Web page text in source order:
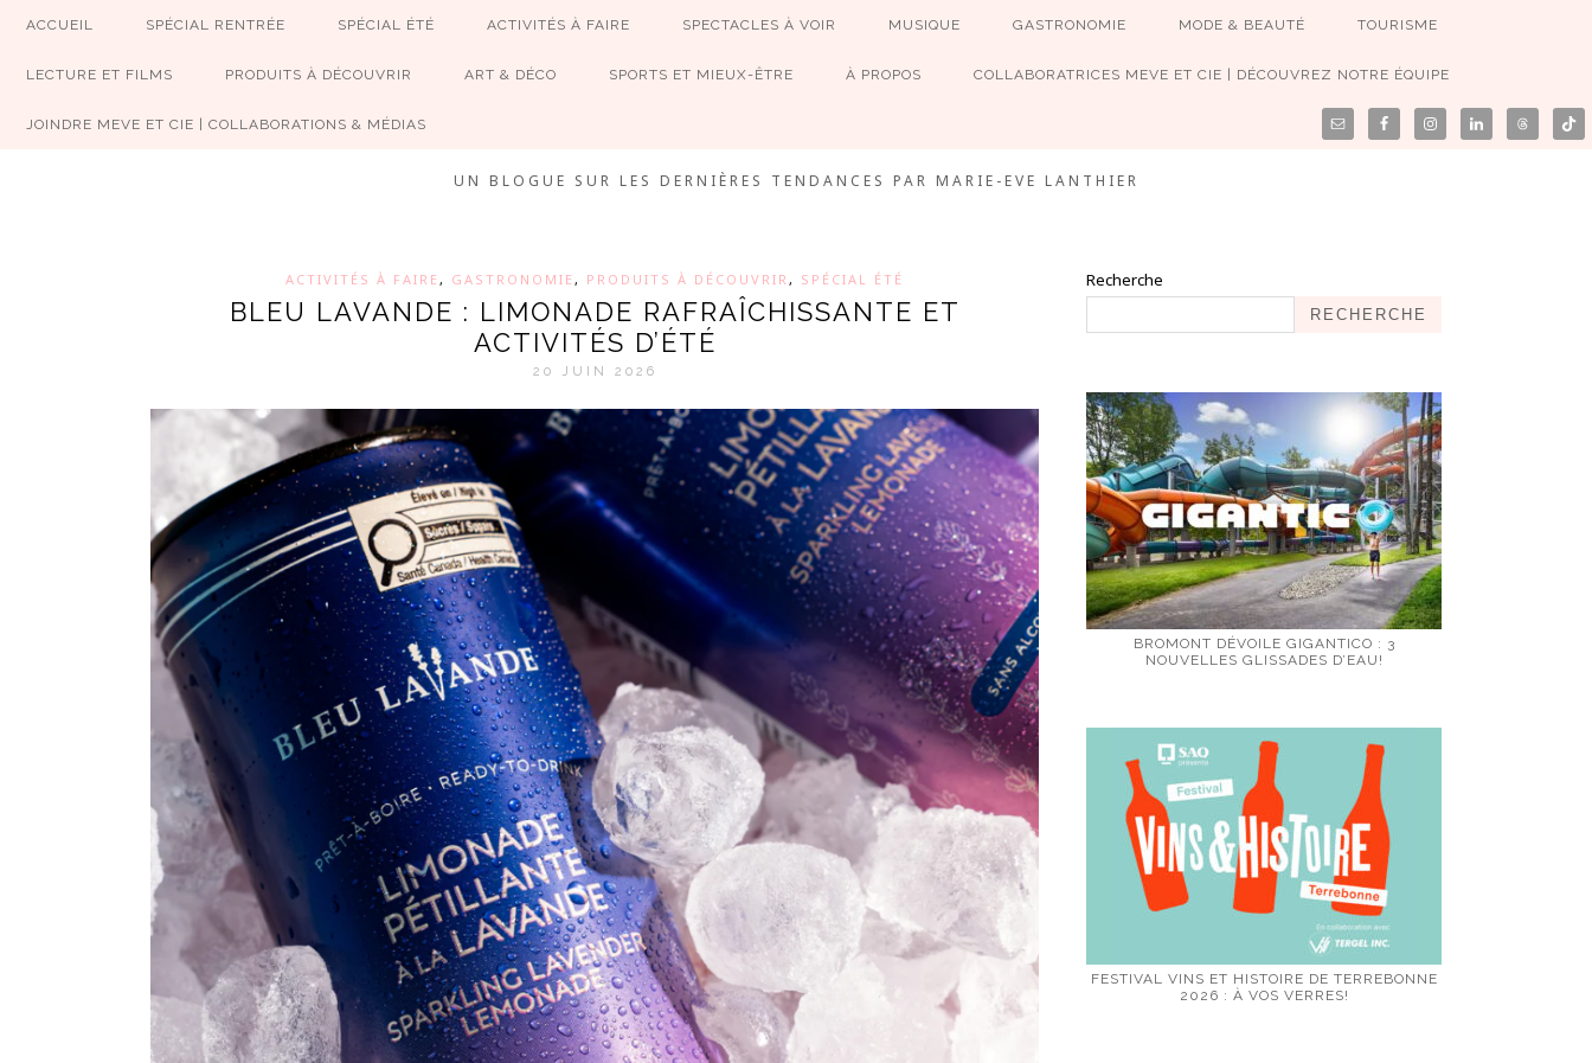
ACCUEIL SPÉCIAL RENTRÉE SPÉCIAL ÉTÉ ACTIVITÉS À FAIRE SPECTACLES À VOIR MUSIQUE GASTRONOMIE MODE & BEAUTÉ TOURISME
LECTURE ET FILMS PRODUITS À DÉCOUVRIR ART & DÉCO SPORTS ET MIEUX-ÊTRE À PROPOS COLLABORATRICES MEVE ET CIE | DÉCOUVREZ NOTRE ÉQUIPE
JOINDRE MEVE ET CIE | COLLABORATIONS & MÉDIAS
UN BLOGUE SUR LES DERNIÈRES TENDANCES PAR MARIE-EVE LANTHIER
ACTIVITÉS À FAIRE, GASTRONOMIE, PRODUITS À DÉCOUVRIR , SPÉCIAL ÉTÉ
BLEU LAVANDE : LIMONADE RAFRAÎCHISSANTE ET
ACTIVITÉS D’ÉTÉ
20 JUIN 2026
Recherche
RECHERCHE
BROMONT DÉVOILE GIGANTICO : 3
NOUVELLES GLISSADES D’EAU!
FESTIVAL VINS ET HISTOIRE DE TERREBONNE
2026 : À VOS VERRES!